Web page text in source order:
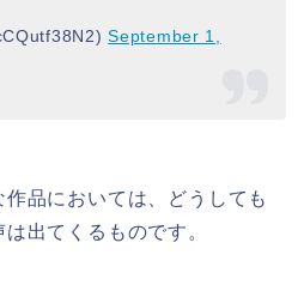
September 1,
品においては、どうしても
出てくるものです。